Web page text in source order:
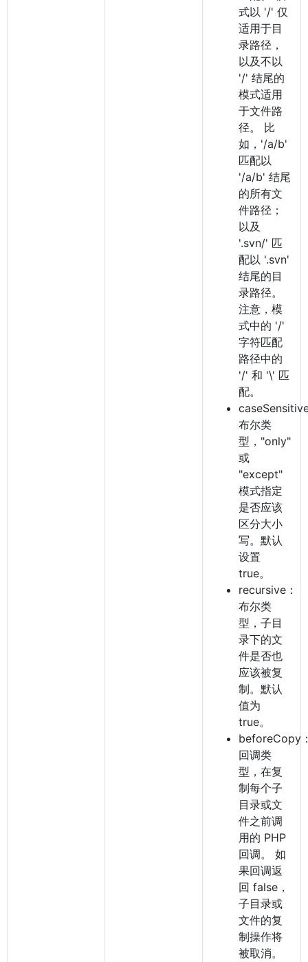
式以 '/' 仅
适用于目
录路径，
以及不以
'/' 结尾的
模式适用
于文件路
径。 比
如，'/a/b'
匹配以
'/a/b' 结尾
的所有文
件路径；
以及
'.svn/' 匹
配以 '.svn'
结尾的目
录路径。
注意，模
式中的 '/'
字符匹配
路径中的
'/' 和 '\' 匹
配。
布尔类
型，"only"
或
"except"
模式指定
是否应该
区分大小
写。默认
设置
true。
recursive：
布尔类
型，子目
录下的文
件是否也
应该被复
制。默认
值为
true。
beforeCopy
回调类
型，在复
制每个子
目录或文
件之前调
用的 PHP
回调。 如
果回调返
回 false，
子目录或
文件的复
制操作将
被取消。